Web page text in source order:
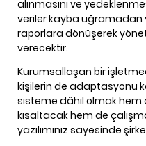
alınmasını ve
veriler kayba uğramadan
raporlara dönüşerek
verecektir.
Kurumsallaşan bir
kişilerin de adaptasyonu
sisteme dâhil olmak hem
kısaltacak hem de
yazılımınız sayesinde